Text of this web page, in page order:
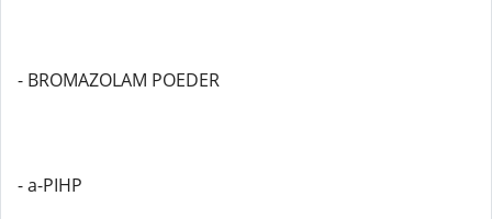
- BROMAZOLAM POEDER
- a-PIHP